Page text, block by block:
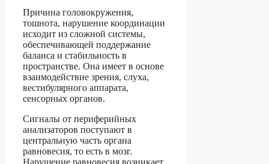
Причина головокружения,
тошнота, нарушение координации
исходит из сложной системы,
обеспечивающей поддержание
баланса и стабильность в
пространстве. Она имеет в основе
взаимодействие зрения, слуха,
вестибулярного аппарата,
сенсорных органов.
Сигналы от периферийных
анализаторов поступают в
центральную часть органа
равновесия, то есть в мозг.
Нарушение равновесия возникает,